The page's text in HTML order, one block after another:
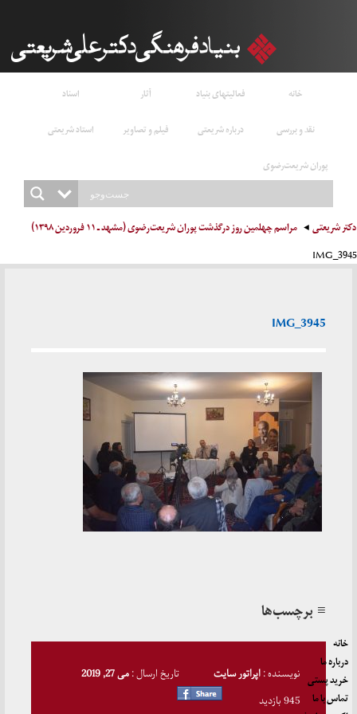
خانه فعالیتهای بنیاد آثار
اسناد
نقد و بررسی
درباره شریعتی فیلم و تصاویر
استاد شریعتی
پوران شریعت‌رضوی
دکتر شریعتی مراسم چهلمین روز درگذشت پوران شریعت‌رضوی (مشهد ـ ۱۱ فروردین ۱۳۹۸)
IMG_3945
IMG_3945
≡ برچسب‌ها
نویسنده :اپراتور سایت تاریخ ارسال :می 27, 2019
945 بازدید
خانه
درباره ما
خرید پستی
تماس با ما